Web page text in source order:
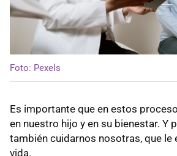
Foto: Pexels
Es importante que en estos
en nuestro hijo y en su bienestar. Y
también cuidarnos nosotras, que le
vida.